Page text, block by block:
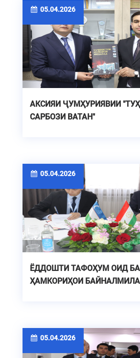
05.04.2026
АКСИЯИ ҶУМҲУРИЯВИИ
САРБОЗИ ВАТАН"
05.04.2026
ЁДДОШТИ ТАФОҲУМ ОИД
ҲАМКОРИҲОИ
05.04.2026